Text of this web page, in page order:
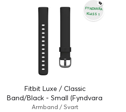
FYNDVARA
KLASS 1
Fitbit Luxe / Classic
Band/Black - Small (Fyndvara
klass 1)
Armband / Svart